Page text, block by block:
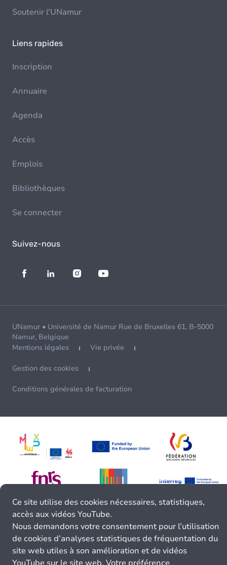
Soutenir l'UNamur
Liens rapides
Inscription
Annuaire
Agenda
Accès
Emplois
Bibliothèques
Se connecter
Suivez-nous
UNamur • Université de Namur Rue de Bruxelles 61, B-5000
Namur, Belgique
Mentions légales
Vie privée
Gestion des cookies
Conditions générales de facturation
Ce site utilise des cookies nécessaires, statistiques,
accès aux vidéos YouTube.
Nous demandons votre consentement pour l’utilisation
de cookies d’analyses statistiques de fréquentation du
site web utiles à son amélioration et de vidéos